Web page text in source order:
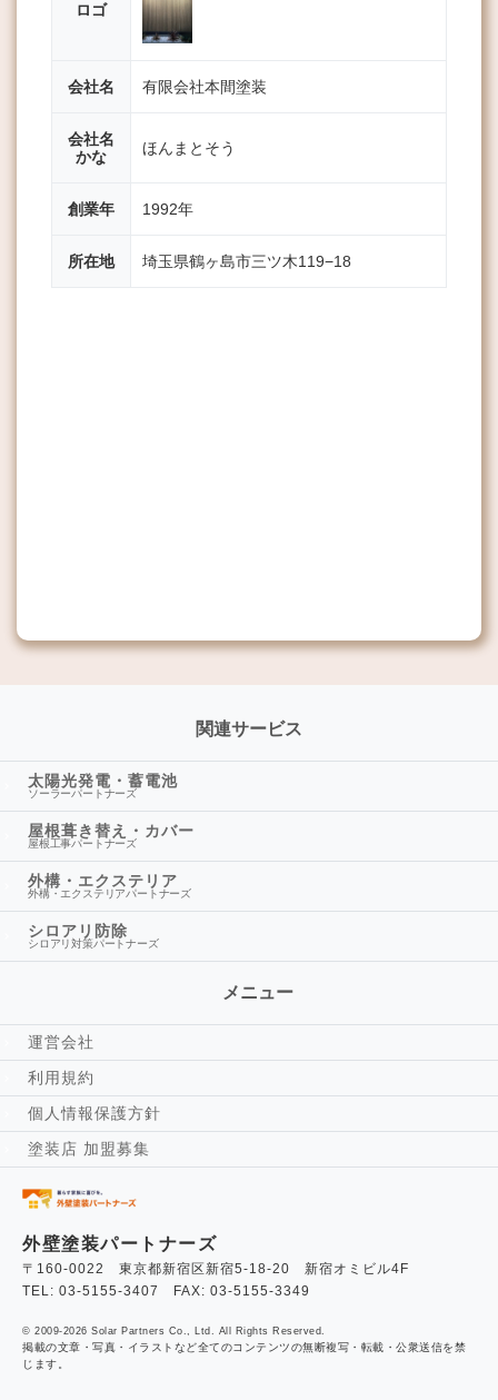
ロゴ
会社名 有限会社本間塗装
会社名
かな
ほんまとそう
創業年 1992年
所在地 埼玉県鶴ヶ島市三ツ木119−18
外壁塗装パートナーズ
〒160-0022 東京都新宿区新宿5-18-20 新宿オミビル4F
TEL: 03-5155-3407 FAX: 03-5155-3349
運営会社
利用規約
個人情報保護方針
塗装店 加盟募集
関連サービス
太陽光発電・蓄電池
ソーラーパートナーズ
屋根葺き替え・カバー
屋根工事パートナーズ
外構・エクステリア
外構・エクステリアパートナーズ
シロアリ防除
シロアリ対策パートナーズ
メニュー
© 2009-2026 Solar Partners Co., Ltd. All Rights Reserved.
掲載の文章・写真・イラストなど全てのコンテンツの無断複写・転載・公衆送信を禁
じます。